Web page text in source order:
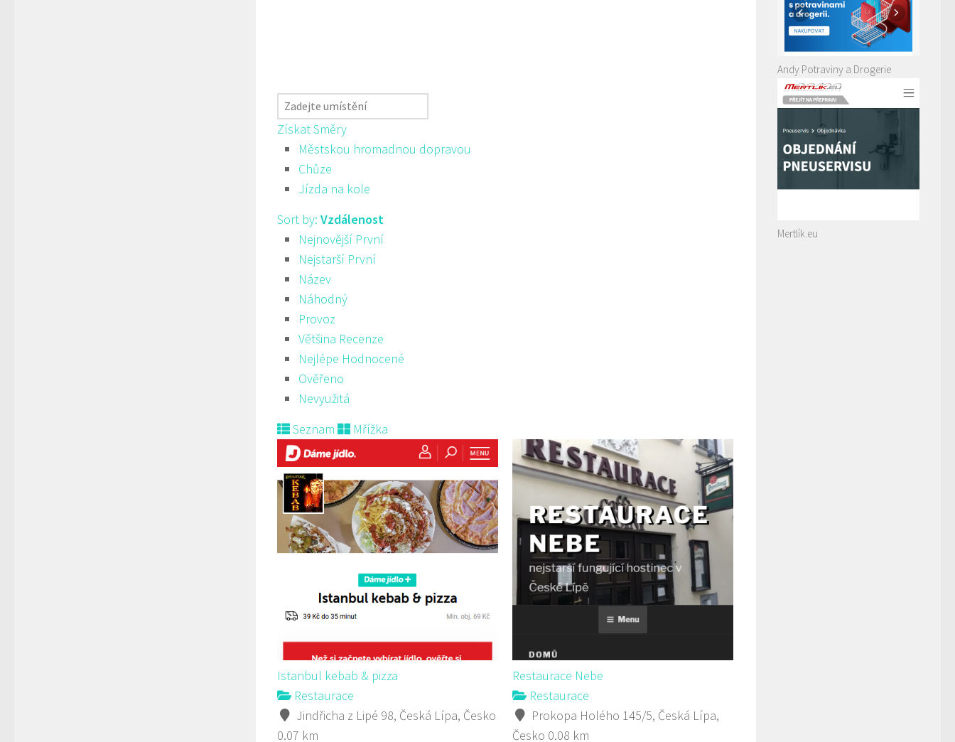
Získat Směry
Městskou hromadnou dopravou
Chůze
Jízda na kole
Sort by: Vzdálenost
Nejnovější První
Nejstarší První
Název
Náhodný
Provoz
Většina Recenze
Nejlépe Hodnocené
Ověřeno
Nevyužitá
Seznam
Mřížka
Istanbul kebab & pizza
Restaurace
Jindřicha z Lipé 98, Česká Lípa, Česko
0.07 km
Restaurace Nebe
Restaurace
Prokopa Holého 145/5, Česká Lípa,
Česko 0.08 km
Andy Potraviny a Drogerie
Mertlík.eu